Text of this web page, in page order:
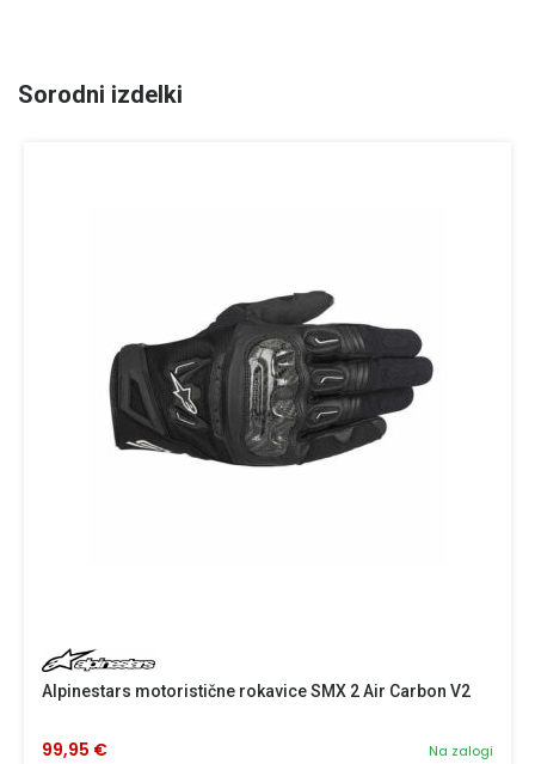
Sorodni izdelki
Alpinestars motoristične rokavice SMX 2 Air Carbon V2
Na zalogi
99,95 €